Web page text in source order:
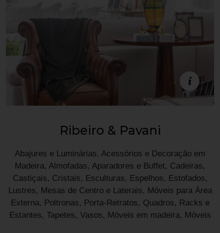
Estande C02
Ribeiro & Pavani
Abajures e Luminárias, Acessórios e Decoração em
Madeira, Almofadas, Aparadores e Buffet, Cadeiras,
Castiçais, Cristais, Esculturas, Espelhos, Estofados,
Lustres, Mesas de Centro e Laterais, Móveis para Área
Externa, Poltronas, Porta-Retratos, Quadros, Racks e
Estantes, Tapetes, Vasos, Móveis em madeira, Móveis